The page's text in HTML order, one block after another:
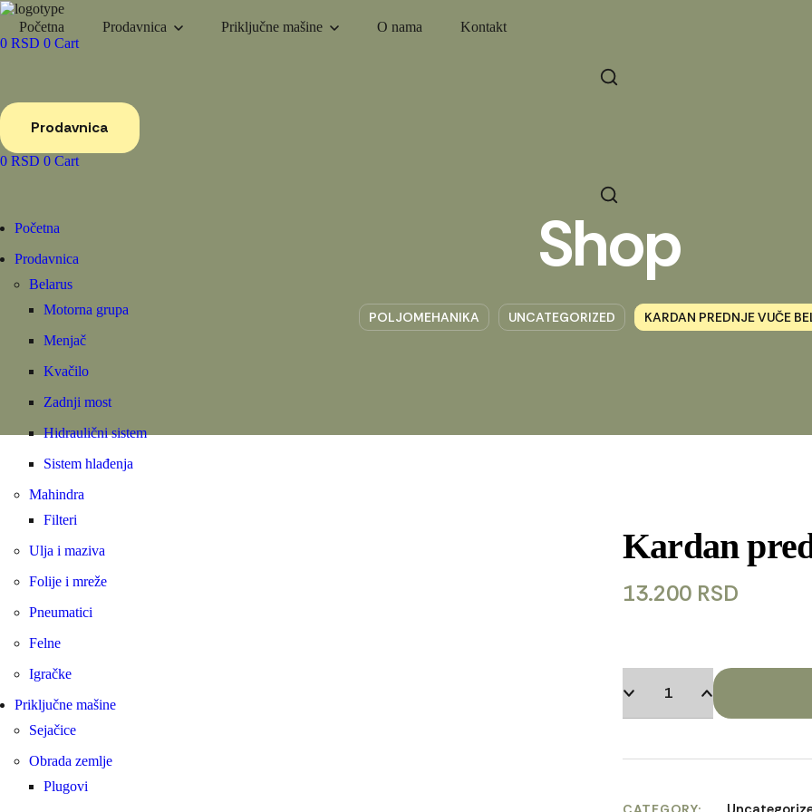
Početna Prodavnica Priključne mašine O nama
Kontakt
0 RSD 0 Cart
Prodavnica
0 RSD 0 Cart
Početna
Prodavnica
Belarus
Motorna grupa
Menjač
Kvačilo
Zadnji most
Hidraulični sistem
Sistem hlađenja
Mahindra
Filteri
Ulja i maziva
Folije i mreže
Pneumatici
Felne
Igračke
Priključne mašine
Sejačice
Obrada zemlje
Plugovi
Shop
POLJOMEHANIKA UNCATEGORIZED KARDAN PREDNJE VUČE
Kardan
13.200 RSD